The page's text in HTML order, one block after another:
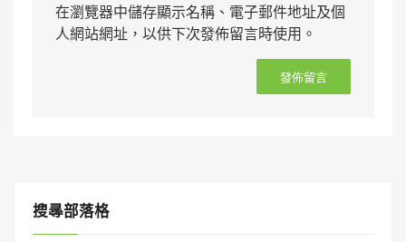
在瀏覽器中儲存顯示名稱、電子郵件地址及個
人網站網址，以供下次發佈留言時使用。
搜㝷部落格